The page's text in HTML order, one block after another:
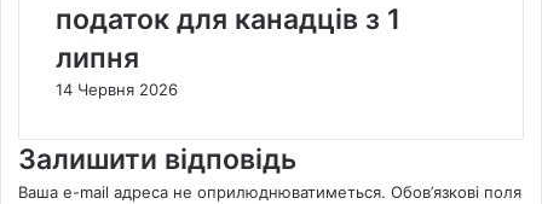
податок для канадців з 1
липня
14 Червня 2026
Залишити відповідь
Ваша e-mail адреса не оприлюднюватиметься. Обов’язкові поля